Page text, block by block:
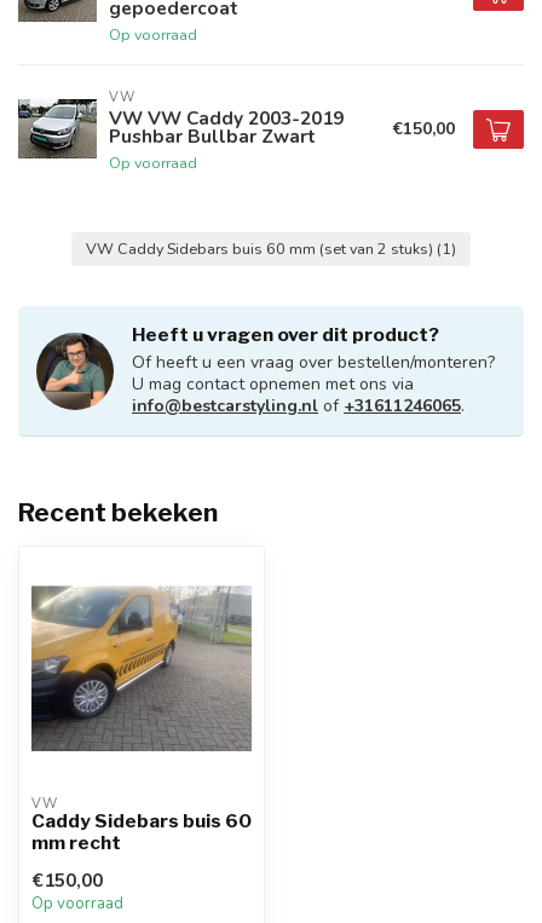
gepoedercoat
Op voorraad
VW
VW VW Caddy 2003-2019
Pushbar Bullbar Zwart
Op voorraad
€150,00
VW Caddy Sidebars buis 60 mm (set van 2 stuks) (1)
Heeft u vragen over dit product?
Of heeft u een vraag over bestellen/monteren?
U mag contact opnemen met ons via
info@bestcarstyling.nl of +31611246065.
Recent bekeken
VW
Caddy Sidebars buis 60
mm recht
€150,00
Op voorraad